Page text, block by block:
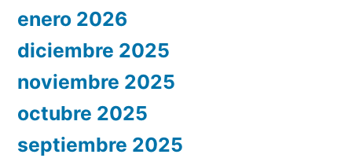
enero 2026
diciembre 2025
noviembre 2025
octubre 2025
septiembre 2025